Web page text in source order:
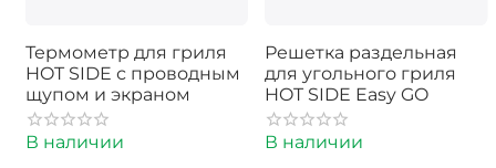
Термометр для гриля
HOT SIDE с проводным
щупом и экраном
В наличии
Решетка раздельная
для угольного гриля
HOT SIDE Easy GO
В наличии